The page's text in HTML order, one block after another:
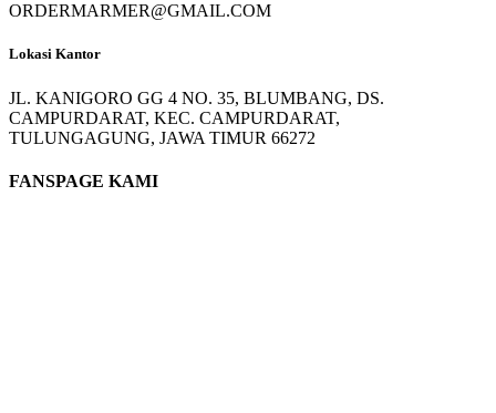
ORDERMARMER@GMAIL.COM
Lokasi Kantor
JL. KANIGORO GG 4 NO. 35, BLUMBANG, DS.
CAMPURDARAT, KEC. CAMPURDARAT,
TULUNGAGUNG, JAWA TIMUR 66272
FANSPAGE KAMI